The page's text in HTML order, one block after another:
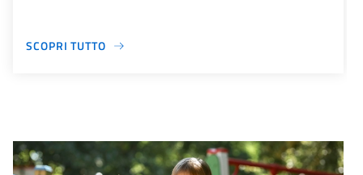
SCOPRI TUTTO